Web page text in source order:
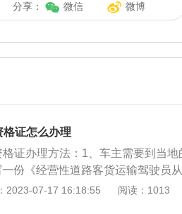
分享： 微信 微博
证怎么办理
证办理方法：1、车主需要到当
份《经营性道路客货运输驾驶员
原件及复印件交给工作人员审核
2023-07-17 16:18:55 阅读：1013